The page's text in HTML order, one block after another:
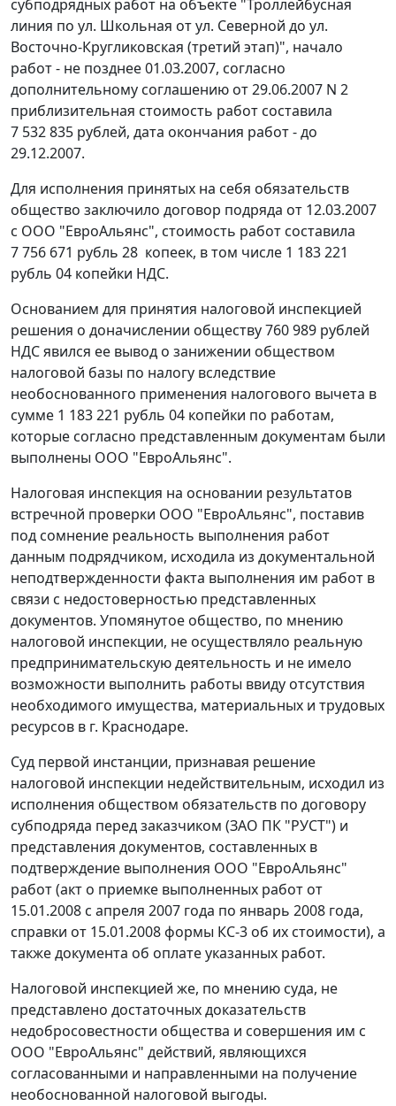
субподрядных работ на объекте "Троллейбусная
линия по ул. Школьная от ул. Северной до ул.
Восточно-Кругликовская (третий этап)", начало
работ - не позднее 01.03.2007, согласно
дополнительному соглашению от 29.06.2007 N 2
приблизительная стоимость работ составила
7 532 835 рублей, дата окончания работ - до
29.12.2007.
Для исполнения принятых на себя обязательств
общество заключило договор подряда от 12.03.2007
с ООО "ЕвроАльянс", стоимость работ составила
7 756 671 рубль 28 копеек, в том числе 1 183 221
рубль 04 копейки НДС.
Основанием для принятия налоговой инспекцией
решения о доначислении обществу 760 989 рублей
НДС явился ее вывод о занижении обществом
налоговой базы по налогу вследствие
необоснованного применения налогового вычета в
сумме 1 183 221 рубль 04 копейки по работам,
которые согласно представленным документам были
выполнены ООО "ЕвроАльянс".
Налоговая инспекция на основании результатов
встречной проверки ООО "ЕвроАльянс", поставив
под сомнение реальность выполнения работ
данным подрядчиком, исходила из документальной
неподтвержденности факта выполнения им работ в
связи с недостоверностью представленных
документов. Упомянутое общество, по мнению
налоговой инспекции, не осуществляло реальную
предпринимательскую деятельность и не имело
возможности выполнить работы ввиду отсутствия
необходимого имущества, материальных и трудовых
ресурсов в г. Краснодаре.
Суд первой инстанции, признавая решение
налоговой инспекции недействительным, исходил из
исполнения обществом обязательств по договору
субподряда перед заказчиком (ЗАО ПК "РУСТ") и
представления документов, составленных в
подтверждение выполнения ООО "ЕвроАльянс"
работ (акт о приемке выполненных работ от
15.01.2008 с апреля 2007 года по январь 2008 года,
справки от 15.01.2008формы КС-3 об их стоимости), а
также документа об оплате указанных работ.
Налоговой инспекцией же, по мнению суда, не
представлено достаточных доказательств
недобросовестности общества и совершения им с
ООО "ЕвроАльянс" действий, являющихся
согласованными и направленными на получение
необоснованной налоговой выгоды.